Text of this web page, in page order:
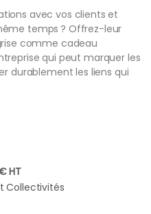
avec vos clients et
temps ? Offrez-leur
comme cadeau
qui peut marquer les
durablement les liens qui
HT
Collectivités